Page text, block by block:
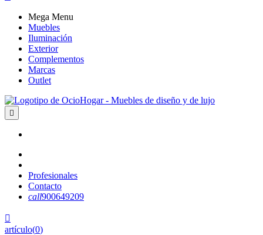
Mega Menu
Muebles
Iluminación
Exterior
Complementos
Marcas
Outlet

Profesionales
Contacto
call900649209

artículo(0)